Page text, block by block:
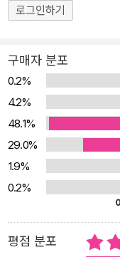
로그인하기
구매자 분포
0.2%
4.2%
48.1%
29.0%
1.9%
0.2%
평점 분포